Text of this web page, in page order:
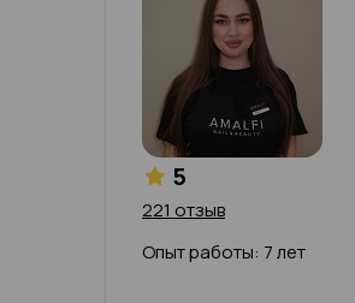
5
221 отзыв
Опыт работы: 7 лет